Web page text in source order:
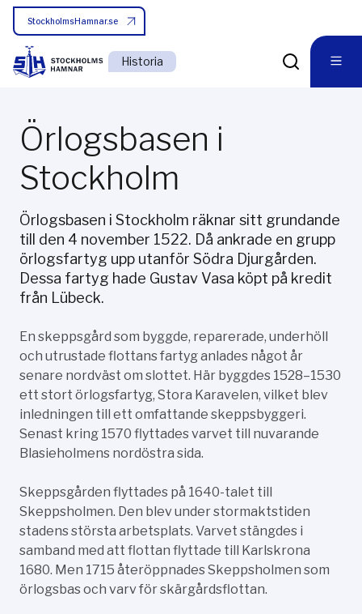
StockholmsHamnar.se
Historia
Örlogsbasen i
Stockholm
Örlogsbasen i Stockholm räknar sitt grundande
till den 4 november 1522. Då ankrade en grupp
örlogsfartyg upp utanför Södra Djurgården.
Dessa fartyg hade Gustav Vasa köpt på kredit
från Lübeck.
En skeppsgård som byggde, reparerade, underhöll
och utrustade flottans fartyg anlades något år
senare nordväst om slottet. Här byggdes 1528–1530
ett stort örlogsfartyg, Stora Karavelen, vilket blev
inledningen till ett omfattande skeppsbyggeri.
Senast kring 1570 flyttades varvet till nuvarande
Blasieholmens nordöstra sida.
Skeppsgården flyttades på 1640-talet till
Skeppsholmen. Den blev under stormaktstiden
stadens största arbetsplats. Varvet stängdes i
samband med att flottan flyttade till Karlskrona
1680. Men 1715 återöppnades Skeppsholmen som
örlogsbas och varv för skärgårdsflottan.